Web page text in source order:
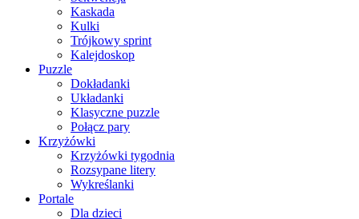
Kaskada
Kulki
Trójkowy sprint
Kalejdoskop
Puzzle
Dokładanki
Układanki
Klasyczne puzzle
Połącz pary
Krzyżówki
Krzyżówki tygodnia
Rozsypane litery
Wykreślanki
Portale
Dla dzieci